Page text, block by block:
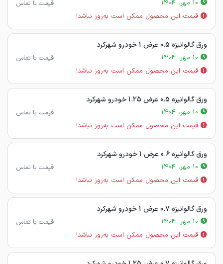
قیمت با تماس
قیمت این محصول ممکن است به‌روز نباشد!
ورق گالوانیزه 0.5 عرض 1 خودرو شهرکرد
قیمت با تماس
قیمت این محصول ممکن است به‌روز نباشد!
ورق گالوانیزه 0.5 عرض 1.25 خودرو شهرکرد
قیمت با تماس
قیمت این محصول ممکن است به‌روز نباشد!
ورق گالوانیزه 0.6 عرض 1 خودرو شهرکرد
قیمت با تماس
قیمت این محصول ممکن است به‌روز نباشد!
ورق گالوانیزه 0.7 عرض 1 خودرو شهرکرد
قیمت با تماس
قیمت این محصول ممکن است به‌روز نباشد!